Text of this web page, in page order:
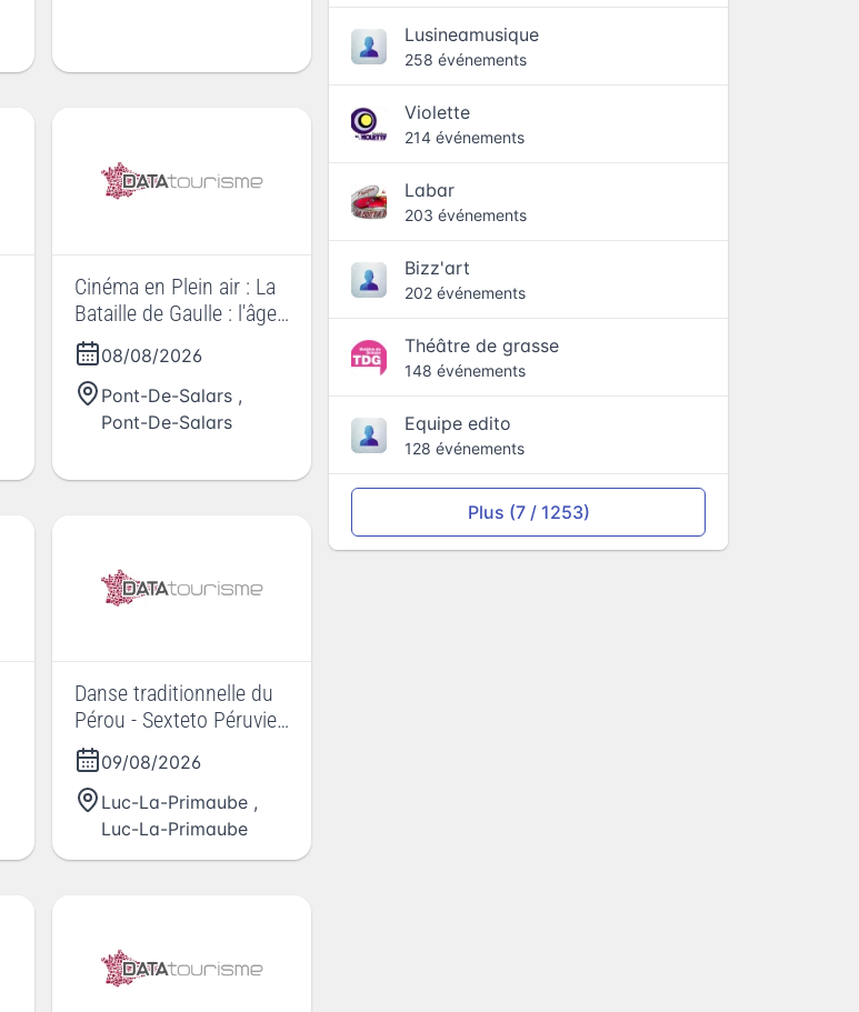
Cinéma en Plein air : La
Bataille de Gaulle : l'âge
de fer.
08/08/2026
Pont-De-Salars ,
Pont-De-Salars
Danse traditionnelle du
Pérou - Sexteto Péruvien
( Festival folklorique du
rouergue )
09/08/2026
Luc-La-Primaube ,
Luc-La-Primaube
Lusineamusique
258 événements
Violette
214 événements
Labar
203 événements
Bizz'art
202 événements
Théâtre de grasse
148 événements
Equipe edito
128 événements
Plus (7 / 1253)